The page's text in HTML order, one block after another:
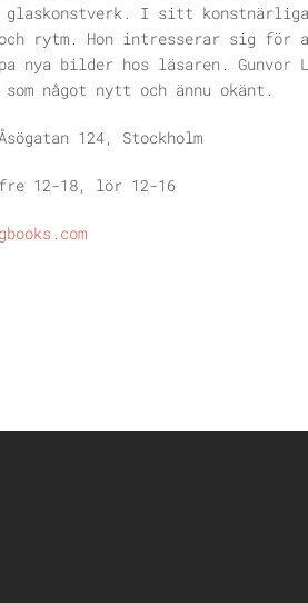
I sitt
och rytm. Hon intresserar sig
nya bilder hos läsaren. Gunvor
som något nytt och ännu okänt.
124, Stockholm
fre 12-18, lör 12-16